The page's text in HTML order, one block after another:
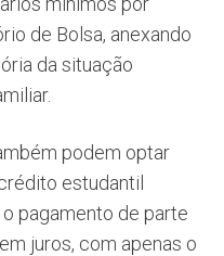
de Bolsa, anexando
da situação
podem optar
estudantil
pagamento de parte
juros, com apenas o